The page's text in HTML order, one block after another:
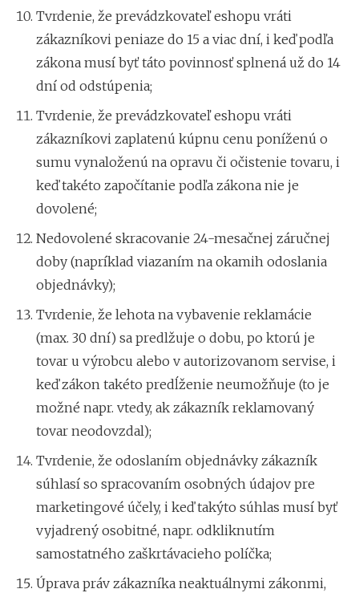
Tvrdenie, že prevádzkovateľ eshopu vráti
zákazníkovi peniaze do 15 a viac dní, i keď podľa
zákona musí byť táto povinnosť splnená už do 14
dní od odstúpenia;
Tvrdenie, že prevádzkovateľ eshopu vráti
zákazníkovi zaplatenú kúpnu cenu poníženú o
sumu vynaloženú na opravu či očistenie tovaru, i
keď takéto započítanie podľa zákona nie je
dovolené;
Nedovolené skracovanie 24-mesačnej záručnej
doby (napríklad viazaním na okamih odoslania
objednávky);
Tvrdenie, že lehota na vybavenie reklamácie
(max. 30 dní) sa predlžuje o dobu, po ktorú je
tovar u výrobcu alebo v autorizovanom servise, i
keď zákon takéto predĺženie neumožňuje (to je
možné napr. vtedy, ak zákazník reklamovaný
tovar neodovzdal);
Tvrdenie, že odoslaním objednávky zákazník
súhlasí so spracovaním osobných údajov pre
marketingové účely, i keď takýto súhlas musí byť
vyjadrený osobitné, napr. odkliknutím
samostatného zaškrtávacieho políčka;
Úprava práv zákazníka neaktuálnymi zákonmi,